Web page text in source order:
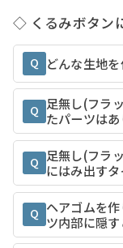
◇ くるみボタン
Q どんな生地
Q 足無し(フラ
たパーツはあ
Q 足無し(フラ
にはみ出す
Q ヘアゴムを
ツ内部に隠